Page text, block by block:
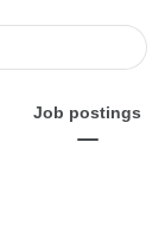
Job postings